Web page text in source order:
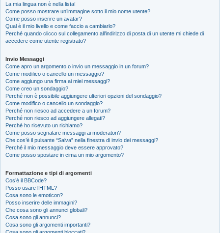
La mia lingua non è nella lista!
Come posso mostrare un’immagine sotto il mio nome utente?
Come posso inserire un avatar?
Qual è il mio livello e come faccio a cambiarlo?
Perché quando clicco sul collegamento all’indirizzo di posta di un utente mi chiede di
accedere come utente registrato?
Invio Messaggi
Come apro un argomento o invio un messaggio in un forum?
Come modifico o cancello un messaggio?
Come aggiungo una firma ai miei messaggi?
Come creo un sondaggio?
Perché non è possibile aggiungere ulteriori opzioni del sondaggio?
Come modifico o cancello un sondaggio?
Perché non riesco ad accedere a un forum?
Perché non riesco ad aggiungere allegati?
Perché ho ricevuto un richiamo?
Come posso segnalare messaggi ai moderatori?
Che cos’è il pulsante “Salva” nella finestra di invio dei messaggi?
Perché il mio messaggio deve essere approvato?
Come posso spostare in cima un mio argomento?
Formattazione e tipi di argomenti
Cos’è il BBCode?
Posso usare l’HTML?
Cosa sono le emoticon?
Posso inserire delle immagini?
Che cosa sono gli annunci globali?
Cosa sono gli annunci?
Cosa sono gli argomenti importanti?